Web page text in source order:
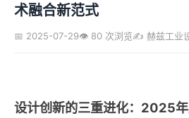
术融合新范式
📅 2025-07-29👁️ 80 次浏览✍️ 赫兹工业
设计创新的三重进化：2025